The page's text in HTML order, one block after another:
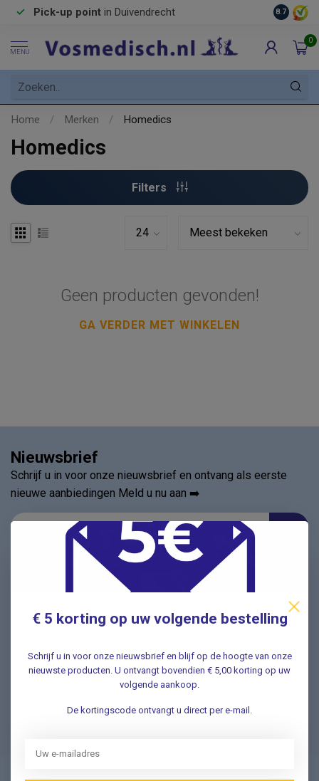
Pick-up point in Duivendrecht 8.7
MENU
0
Home / Merken / Homedics
Homedics
Filters
Geen producten gevonden!
GA VERDER MET WINKELEN
Vragen? Wij helpen graag!
contact met onze klantenservice ✔ Altijd hulp bij uw
Klantenservice
Veelgestelde Vragen
Nieuwsbrief
Schrijf u in voor onze nieuwsbrief en ontvang als eerste
nieuwe aanbiedingen Meld u nu aan ➡️
€ 5 korting op uw volgende bestelling
Schrijf u in voor onze nieuwsbrief en blijf op de hoogte van onze
nieuwste producten. U ontvangt bovendien € 5,00 korting op uw
volgende aankoop.
De kortingscode ontvangt u direct per e-mail.